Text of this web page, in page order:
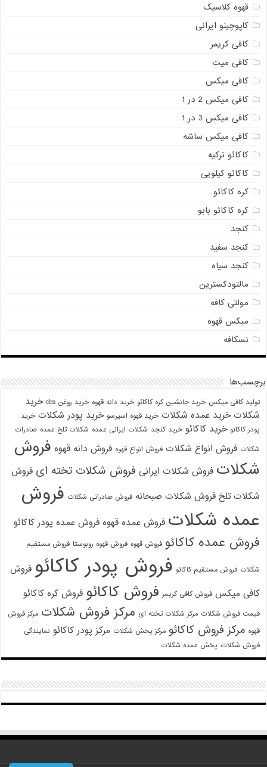
قهوه کلاسیک
کاپوچینو ایرانی
کافی کریمر
کافی میت
کافی میکس
کافی میکس 2 در 1
کافی میکس 3 در 1
کافی میکس ساشه
کاکائو ترکیه
کاکائو کیلویی
کره کاکائو
کره کاکائو بابو
کنجد
کنجد سفید
کنجد سیاه
مالتودکسترین
مولتی کافه
میکس قهوه
نسکافه
برچسب‌ها
تولید کافی میکس خرید جانشین کره کاکائو خرید دانه قهوه خرید روغن cbs
خرید
شکلات خرید عمده شکلات خرید قهوه اسپرسو خرید پودر شکلات خرید
پودر کاکائو خرید کاکائو خرید کنجد شکلات ایرانی عمده شکلات تلخ عمده صادرات
شکلات فروش انواع شکلات فروش انواع قهوه فروش دانه قهوه فروش
شکلات فروش شکلات ایرانی فروش شکلات تخته ای فروش
شکلات تلخ فروش شکلات صبحانه فروش صادراتی شکلات فروش
عمده شکلات فروش عمده قهوه فروش عمده پودر کاکائو
فروش عمده کاکائو فروش قهوه فروش قهوه روبوستا فروش مستقیم
شکلات فروش مستقیم کاکائو فروش پودر کاکائو فروش
کافی میکس فروش کافی کریمر فروش کاکائو فروش کره کاکائو
قیمت فروش شکلات مرکز شکلات تخته ای مرکز فروش شکلات مرکز فروش
قهوه مرکز فروش کاکائو مرکز پخش شکلات مرکز پودر کاکائو نمایندگی
فروش شکلات پخش عمده شکلات